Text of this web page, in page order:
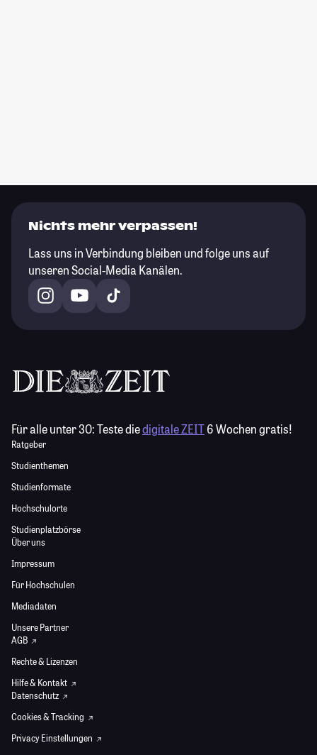
Nichts mehr verpassen!
Lass uns in Verbindung bleiben und folge uns auf
unseren Social-Media Kanälen.
Für alle unter 30:Teste diedigitale ZEIT6 Wochen gratis!
Ratgeber
Studienthemen
Studienformate
Hochschulorte
Studienplatzbörse
Über uns
Impressum
Für Hochschulen
Mediadaten
Unsere Partner
AGB
Rechte & Lizenzen
Hilfe & Kontakt
Datenschutz
Cookies & Tracking
Privacy Einstellungen